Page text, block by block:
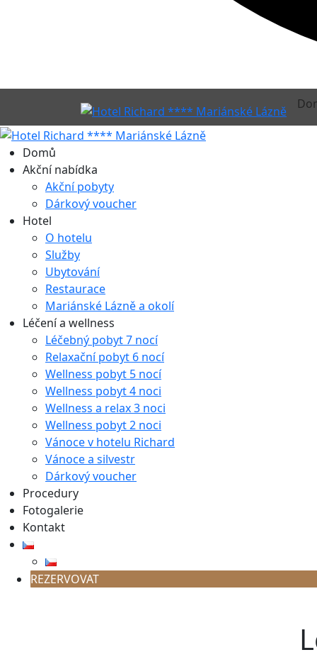
Domů
Akční nabídka
Akční pobyty
Dárkový voucher
Hotel
O hotelu
Služby
Ubytování
Restaurace
Mariánské Lázně a okolí
Léčení a wellness
Léčebný pobyt 7 nocí
Relaxační pobyt 6 nocí
Wellness pobyt 5 nocí
Wellness pobyt 4 noci
Wellness a relax 3 noci
Wellness pobyt 2 noci
Vánoce v hotelu Richard
Vánoce a silvestr
Dárkový voucher
Procedury
Fotogalerie
Kontakt
REZERVOVAT